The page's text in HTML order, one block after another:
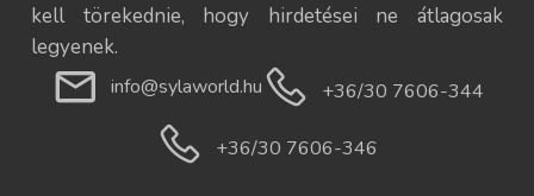
kell törekednie, hogy hirdetései ne átlagosak
legyenek.
info@sylaworld.hu +36/30 7606-344
+36/30 7606-346